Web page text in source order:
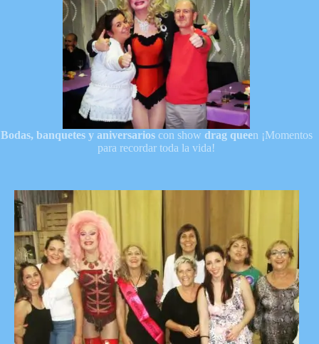
Bodas, banquetes y aniversarioscon show drag queen ¡Momentos
para recordar toda la vida!